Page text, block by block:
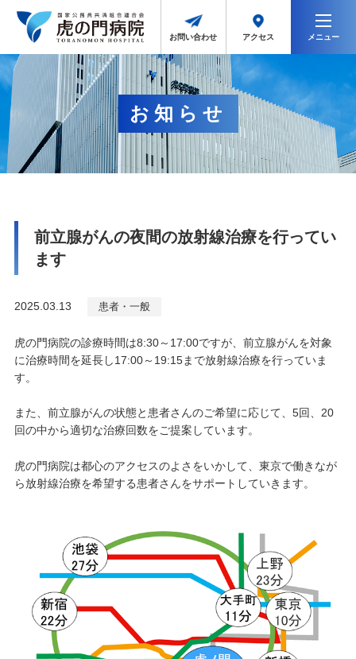
お問い合わせ アクセス メニュー
お知らせ
前立腺がんの夜間の放射線治療を行ってい
ます
2025.03.13 患者・一般
虎の門病院の診療時間は8:30～17:00ですが、前立腺がんを対象
に治療時間を延長し17:00～19:15まで放射線治療を行っていま
す。
また、前立腺がんの状態と患者さんのご希望に応じて、5回、20
回の中から適切な治療回数をご提案しています。
虎の門病院は都心のアクセスのよさをいかして、東京で働きなが
ら放射線治療を希望する患者さんをサポートしていきます。